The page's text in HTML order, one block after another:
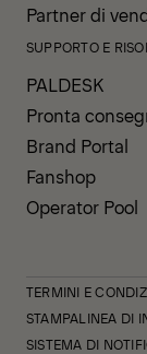
Partner di
SUPPORTO E
PALDESK
Pronta
Brand Portal
Fanshop
Operator Pool
TERMINI E
STAMPALINEA DI
SISTEMA DI